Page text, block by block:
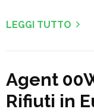
LEGGI TUTTO
Agent
Rifiuti in